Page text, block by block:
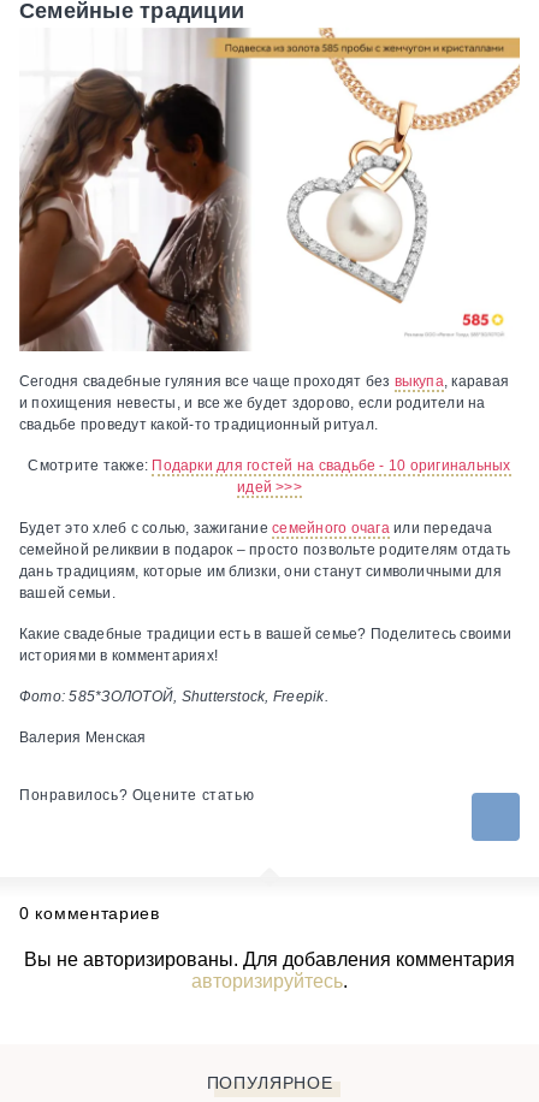
Семейные традиции
Сегодня свадебные гуляния все чаще проходят без выкупа, каравая
и похищения невесты, и все же будет здорово, если родители на
свадьбе проведут какой-то традиционный ритуал.
Смотрите также: Подарки для гостей на свадьбе - 10 оригинальных
идей >>>
Будет это хлеб с солью, зажиганиесемейного очагаили передача
семейной реликвии в подарок – просто позвольте родителям отдать
дань традициям, которые им близки, они станут символичными для
вашей семьи.
Какие свадебные традиции есть в вашей семье? Поделитесь своими
историями в комментариях!
Фото: 585*ЗОЛОТОЙ, Shutterstock, Freepik.
Валерия Менская
Понравилось? Оцените статью
0 комментариев
Вы не авторизированы. Для добавления комментария
авторизируйтесь.
ПОПУЛЯРНОЕ